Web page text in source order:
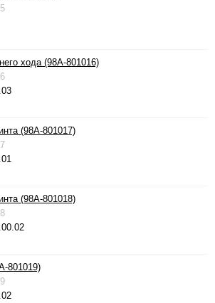
хода (98A-801016)
(98A-801017)
(98A-801018)
801019)